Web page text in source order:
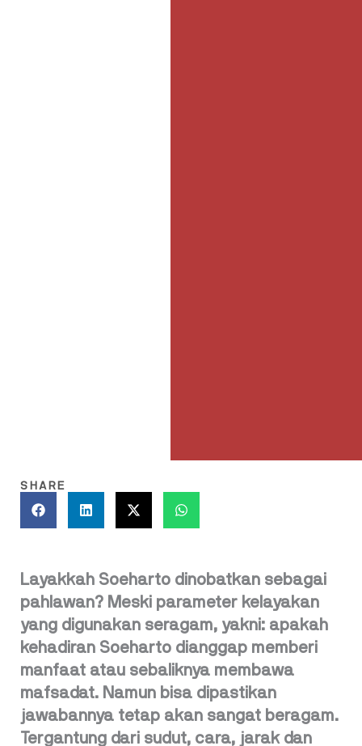
SHARE
Layakkah Soeharto dinobatkan sebagai
pahlawan? Meski parameter kelayakan
yang digunakan seragam, yakni: apakah
kehadiran Soeharto dianggap memberi
manfaat atau sebaliknya membawa
mafsadat. Namun bisa dipastikan
jawabannya tetap akan sangat beragam.
Tergantung dari sudut, cara, jarak dan